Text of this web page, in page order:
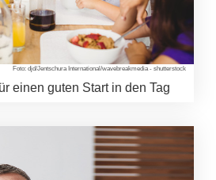
Foto: djd/Jentschura International/wavebreakmedia - shutterstock
einen guten Start in den Tag